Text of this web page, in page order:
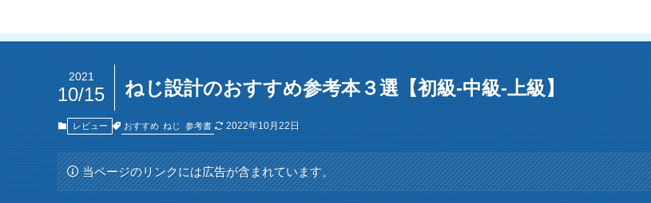
ねじ設計のおすすめ参考本３選【初級-中級-上級】
2021
10/15
レビュー おすすめ ねじ 参考書 2022年10月22日
当ページのリンクには広告が含まれています。